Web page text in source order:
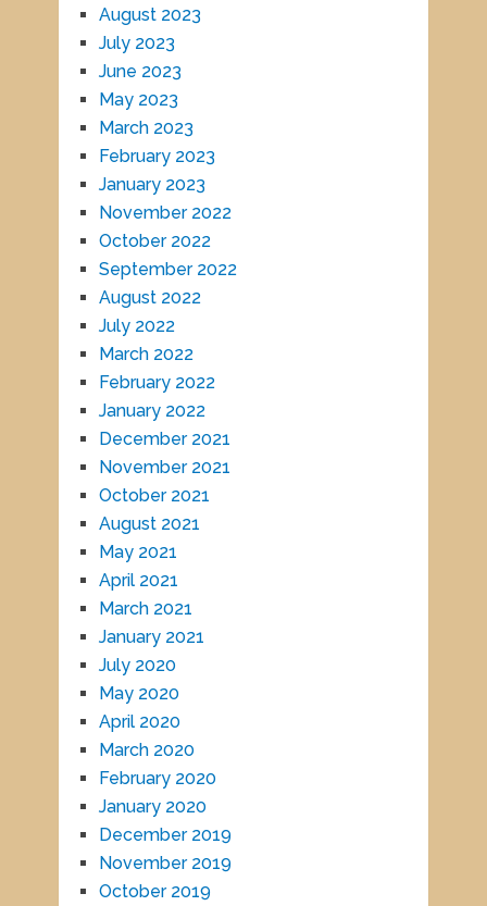
August 2023
July 2023
June 2023
May 2023
March 2023
February 2023
January 2023
November 2022
October 2022
September 2022
August 2022
July 2022
March 2022
February 2022
January 2022
December 2021
November 2021
October 2021
August 2021
May 2021
April 2021
March 2021
January 2021
July 2020
May 2020
April 2020
March 2020
February 2020
January 2020
December 2019
November 2019
October 2019